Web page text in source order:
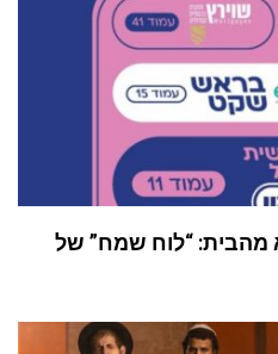
מהבית: “לוח שמח” של